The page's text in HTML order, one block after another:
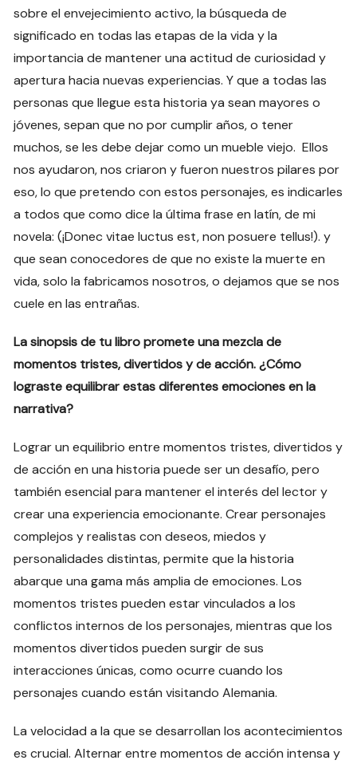
sobre el envejecimiento activo, la búsqueda de
significado en todas las etapas de la vida y la
importancia de mantener una actitud de curiosidad y
apertura hacia nuevas experiencias. Y que a todas las
personas que llegue esta historia ya sean mayores o
jóvenes, sepan que no por cumplir años, o tener
muchos, se les debe dejar como un mueble viejo. Ellos
nos ayudaron, nos criaron y fueron nuestros pilares por
eso, lo que pretendo con estos personajes, es indicarles
a todos que como dice la última frase en latín, de mi
novela: (¡Donec vitae luctus est, non posuere tellus!). y
que sean conocedores de que no existe la muerte en
vida, solo la fabricamos nosotros, o dejamos que se nos
cuele en las entrañas.
La sinopsis de tu libro promete una mezcla de
momentos tristes, divertidos y de acción. ¿Cómo
lograste equilibrar estas diferentes emociones en la
narrativa?
Lograr un equilibrio entre momentos tristes, divertidos y
de acción en una historia puede ser un desafío, pero
también esencial para mantener el interés del lector y
crear una experiencia emocionante. Crear personajes
complejos y realistas con deseos, miedos y
personalidades distintas, permite que la historia
abarque una gama más amplia de emociones. Los
momentos tristes pueden estar vinculados a los
conflictos internos de los personajes, mientras que los
momentos divertidos pueden surgir de sus
interacciones únicas, como ocurre cuando los
personajes cuando están visitando Alemania.
La velocidad a la que se desarrollan los acontecimientos
es crucial. Alternar entre momentos de acción intensa y